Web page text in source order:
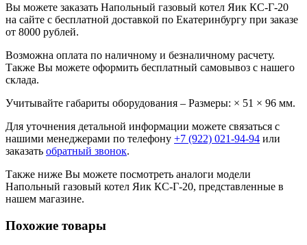
Вы можете заказать Напольный газовый котел Яик КС-Г-20
на сайте с бесплатной доставкой по Екатеринбургу при заказе
от 8000 рублей.
Возможна оплата по наличному и безналичному расчету.
Также Вы можете оформить бесплатный самовывоз с нашего
склада.
Учитывайте габариты оборудования – Размеры: × 51 × 96 мм.
Для уточнения детальной информации можете связаться с
нашими менеджерами по телефону +7 (922) 021-94-94 или
заказать обратный звонок.
Также ниже Вы можете посмотреть аналоги модели
Напольный газовый котел Яик КС-Г-20, представленные в
нашем магазине.
Похожие товары